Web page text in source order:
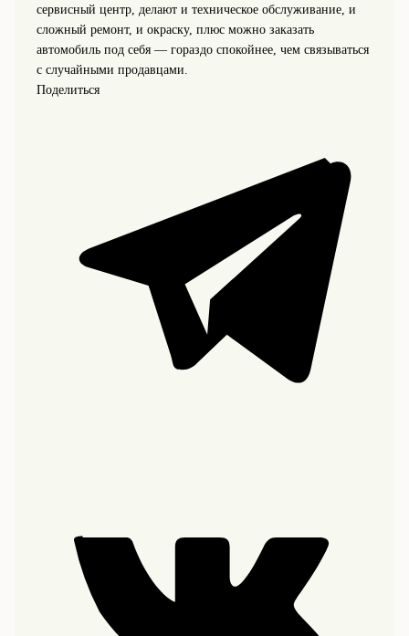
сервисный центр, делают и техническое обслуживание, и
сложный ремонт, и окраску, плюс можно заказать
автомобиль под себя — гораздо спокойнее, чем связываться
с случайными продавцами.
Поделиться